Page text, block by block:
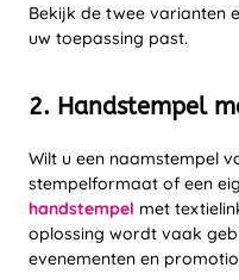
Bekijk de twee varianten
uw toepassing past.
2. Handstempel
Wilt u een naamstempel
stempelformaat of een
handstempel met
oplossing wordt vaak
evenementen en